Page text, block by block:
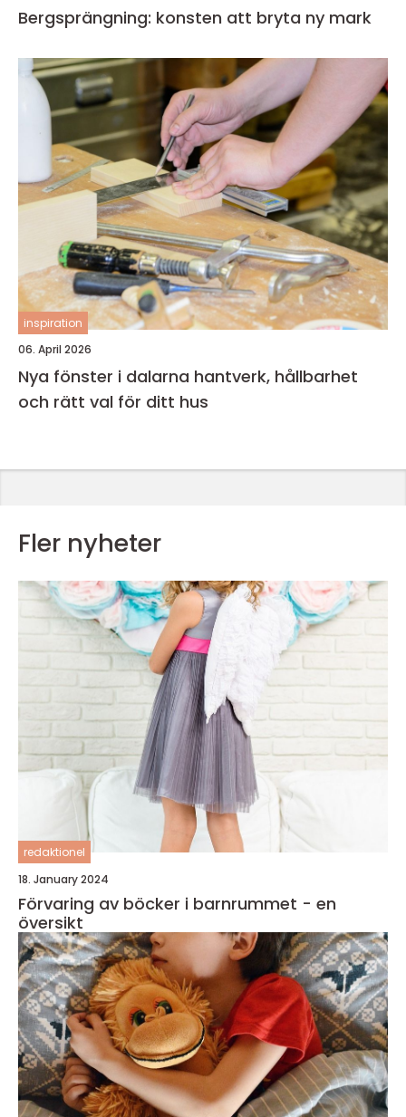
Bergsprängning: konsten att bryta ny mark
inspiration
06. April 2026
Nya fönster i dalarna hantverk, hållbarhet
och rätt val för ditt hus
Fler nyheter
redaktionel
18. January 2024
Förvaring av böcker i barnrummet - en
översikt